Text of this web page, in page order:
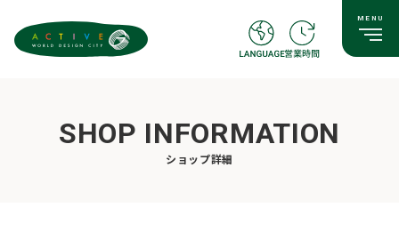
SHOP INFORMATION
ショップ詳細